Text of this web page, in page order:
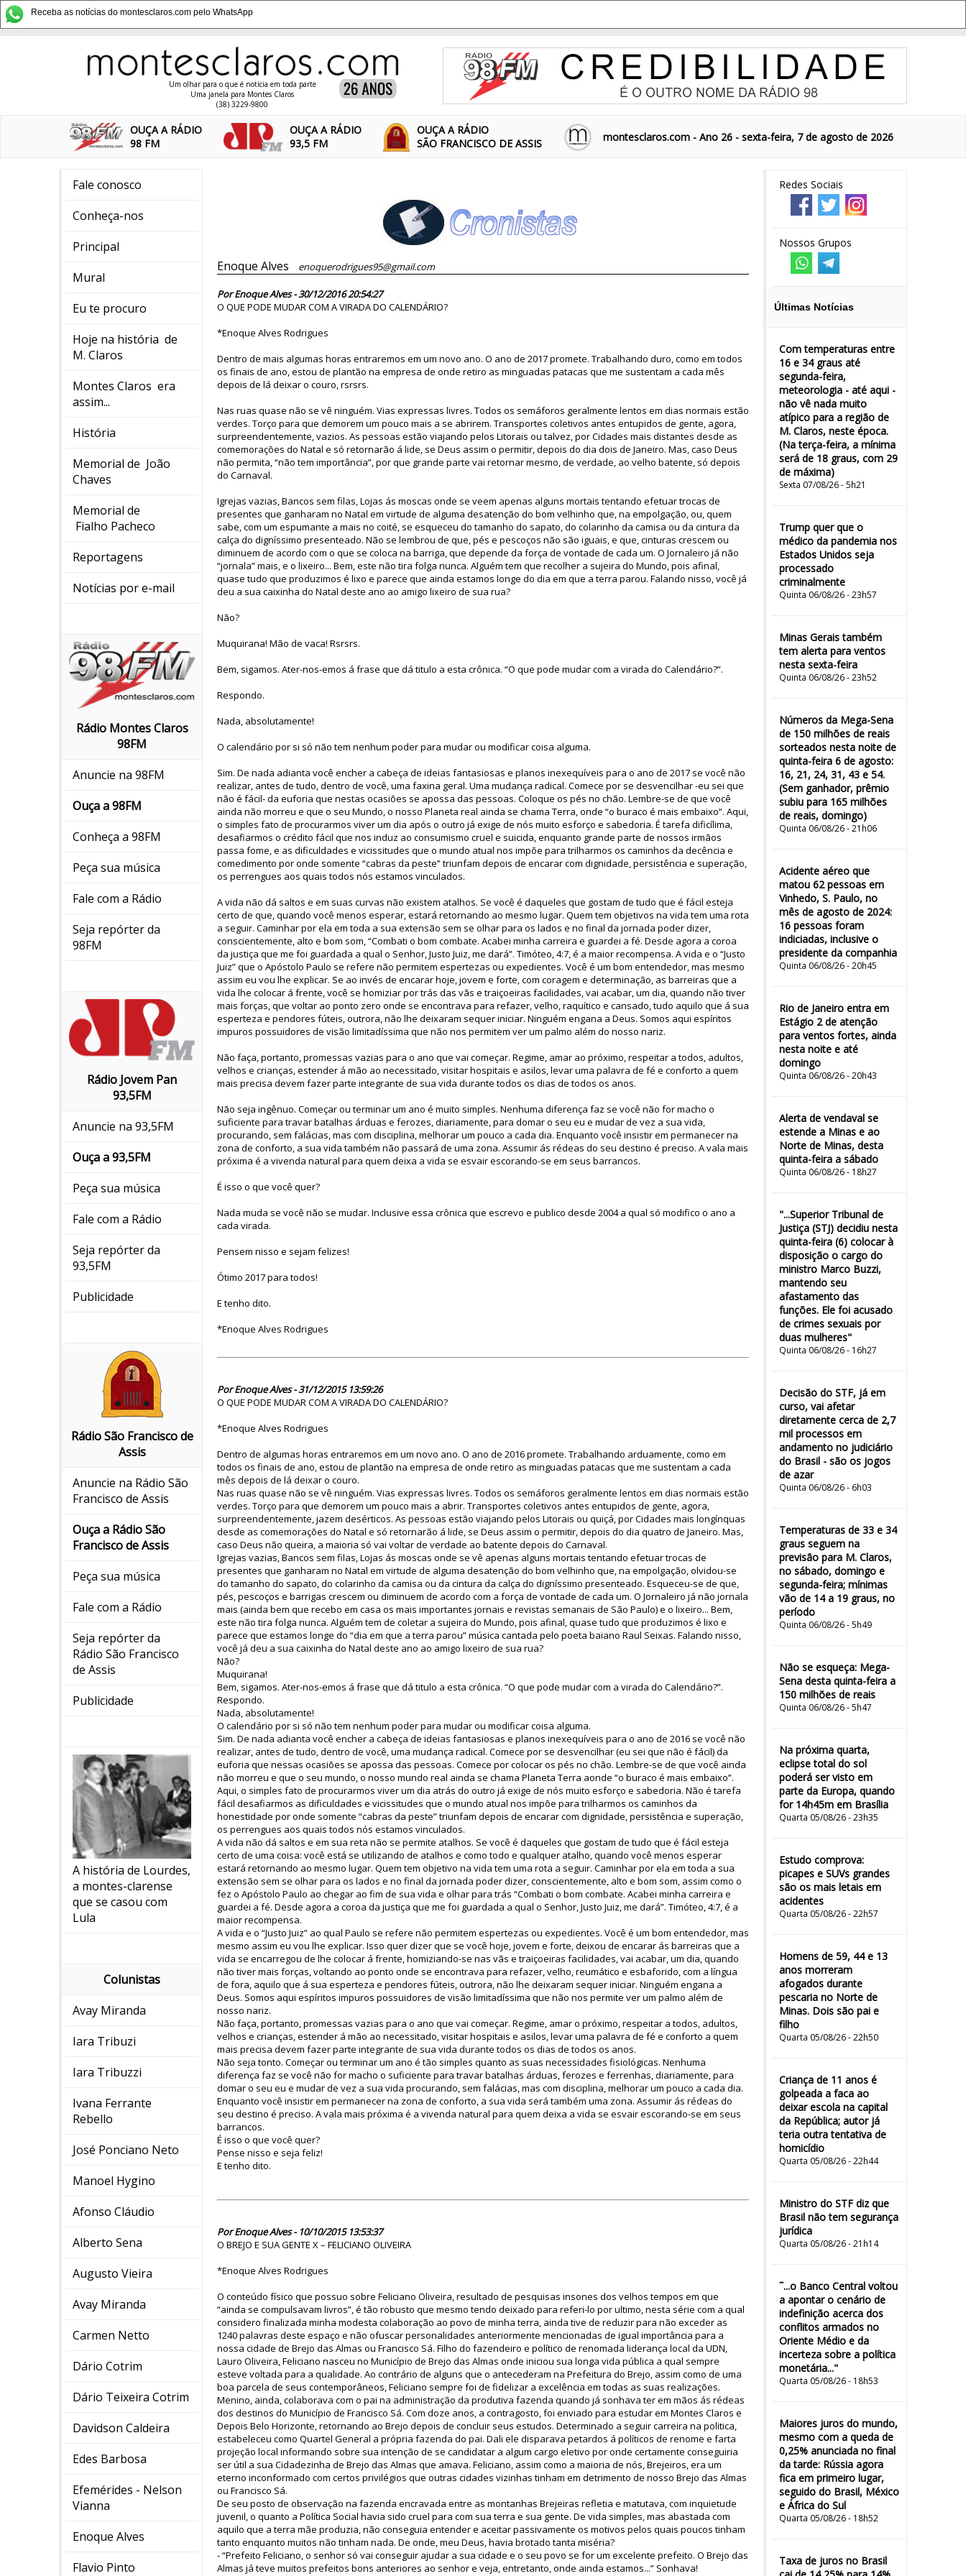
Receba as notícias do montesclaros.com pelo WhatsApp
Um olhar para o que é notícia em toda parte
Uma janela para Montes Claros
(38) 3229-9800
OUÇA A RÁDIO
98 FM
OUÇA A RÁDIO
93,5 FM
OUÇA A RÁDIO
SÃO FRANCISCO DE ASSIS
montesclaros.com - Ano 26 - sexta-feira, 7 de agosto de 2026
Fale conosco
Conheça-nos
Principal
Mural
Eu te procuro
Hoje na história de
M. Claros
Montes Claros era
assim...
História
Memorial de João
Chaves
Memorial de
Fialho Pacheco
Reportagens
Notícias por e-mail
Rádio Montes Claros
98FM
Anuncie na 98FM
Ouça a 98FM
Conheça a 98FM
Peça sua música
Fale com a Rádio
Seja repórter da
98FM
Rádio Jovem Pan
93,5FM
Anuncie na 93,5FM
Ouça a 93,5FM
Peça sua música
Fale com a Rádio
Seja repórter da
93,5FM
Publicidade
Rádio São Francisco de
Assis
Anuncie na Rádio São
Francisco de Assis
Ouça a Rádio São
Francisco de Assis
Peça sua música
Fale com a Rádio
Seja repórter da
Rádio São Francisco
de Assis
Publicidade
A história de Lourdes,
a montes-clarense
que se casou com
Lula
Colunistas
Avay Miranda
Iara Tribuzi
Iara Tribuzzi
Ivana Ferrante
Rebello
José Ponciano Neto
Manoel Hygino
Afonso Cláudio
Alberto Sena
Augusto Vieira
Avay Miranda
Carmen Netto
Dário Cotrim
Dário Teixeira Cotrim
Davidson Caldeira
Edes Barbosa
Efemérides - Nelson
Vianna
Enoque Alves
Flavio Pinto
Redes Sociais
Nossos Grupos
Últimas Notícias
Com temperaturas entre
16 e 34 graus até
segunda-feira,
meteorologia - até aqui -
não vê nada muito
atípico para a região de
M. Claros, neste época.
(Na terça-feira, a mínima
será de 18 graus, com 29
de máxima)
Sexta 07/08/26 - 5h21
Trump quer que o
médico da pandemia nos
Estados Unidos seja
processado
criminalmente
Quinta 06/08/26 - 23h57
Minas Gerais também
tem alerta para ventos
nesta sexta-feira
Quinta 06/08/26 - 23h52
Números da Mega-Sena
de 150 milhões de reais
sorteados nesta noite de
quinta-feira 6 de agosto:
16, 21, 24, 31, 43 e 54.
(Sem ganhador, prêmio
subiu para 165 milhões
de reais, domingo)
Quinta 06/08/26 - 21h06
Acidente aéreo que
matou 62 pessoas em
Vinhedo, S. Paulo, no
mês de agosto de 2024:
16 pessoas foram
indiciadas, inclusive o
presidente da companhia
Quinta 06/08/26 - 20h45
Rio de Janeiro entra em
Estágio 2 de atenção
para ventos fortes, ainda
nesta noite e até
domingo
Quinta 06/08/26 - 20h43
Alerta de vendaval se
estende a Minas e ao
Norte de Minas, desta
quinta-feira a sábado
Quinta 06/08/26 - 18h27
"...Superior Tribunal de
Justiça (STJ) decidiu nesta
quinta-feira (6) colocar à
disposição o cargo do
ministro Marco Buzzi,
mantendo seu
afastamento das
funções. Ele foi acusado
de crimes sexuais por
duas mulheres"
Quinta 06/08/26 - 16h27
Decisão do STF, já em
curso, vai afetar
diretamente cerca de 2,7
mil processos em
andamento no judiciário
do Brasil - são os jogos
de azar
Quinta 06/08/26 - 6h03
Temperaturas de 33 e 34
graus seguem na
previsão para M. Claros,
no sábado, domingo e
segunda-feira; mínimas
vão de 14 a 19 graus, no
período
Quinta 06/08/26 - 5h49
Não se esqueça: Mega-
Sena desta quinta-feira a
150 milhões de reais
Quinta 06/08/26 - 5h47
Na próxima quarta,
eclipse total do sol
poderá ser visto em
parte da Europa, quando
for 14h45m em Brasília
Quarta 05/08/26 - 23h35
Estudo comprova:
picapes e SUVs grandes
são os mais letais em
acidentes
Quarta 05/08/26 - 22h57
Homens de 59, 44 e 13
anos morreram
afogados durante
pescaria no Norte de
Minas. Dois são pai e
filho
Quarta 05/08/26 - 22h50
Criança de 11 anos é
golpeada a faca ao
deixar escola na capital
da República; autor já
teria outra tentativa de
homicídio
Quarta 05/08/26 - 22h44
Ministro do STF diz que
Brasil não tem segurança
jurídica
Quarta 05/08/26 - 21h14
˜...o Banco Central voltou
a apontar o cenário de
indefinição acerca dos
conflitos armados no
Oriente Médio e da
incerteza sobre a política
monetária..."
Quarta 05/08/26 - 18h53
Maiores juros do mundo,
mesmo com a queda de
0,25% anunciada no final
da tarde: Rússia agora
fica em primeiro lugar,
seguido do Brasil, México
e África do Sul
Quarta 05/08/26 - 18h52
Taxa de juros no Brasil
Enoque Alves
enoquerodrigues95@gmail.com
Por Enoque Alves - 30/12/2016 20:54:27
O QUE PODE MUDAR COM A VIRADA DO CALENDÁRIO?
*Enoque Alves Rodrigues
Dentro de mais algumas horas entraremos em um novo ano. O ano de 2017 promete. Trabalhando duro, como em todos
os finais de ano, estou de plantão na empresa de onde retiro as minguadas patacas que me sustentam a cada mês
depois de lá deixar o couro, rsrsrs.
Nas ruas quase não se vê ninguém. Vias expressas livres. Todos os semáforos geralmente lentos em dias normais estão
verdes. Torço para que demorem um pouco mais a se abrirem. Transportes coletivos antes entupidos de gente, agora,
surpreendentemente, vazios. As pessoas estão viajando pelos Litorais ou talvez, por Cidades mais distantes desde as
comemorações do Natal e só retornarão á lide, se Deus assim o permitir, depois do dia dois de Janeiro. Mas, caso Deus
não permita, “não tem importância”, por que grande parte vai retornar mesmo, de verdade, ao velho batente, só depois
do Carnaval.
Igrejas vazias, Bancos sem filas, Lojas ás moscas onde se veem apenas alguns mortais tentando efetuar trocas de
presentes que ganharam no Natal em virtude de alguma desatenção do bom velhinho que, na empolgação, ou, quem
sabe, com um espumante a mais no coité, se esqueceu do tamanho do sapato, do colarinho da camisa ou da cintura da
calça do digníssimo presenteado. Não se lembrou de que, pés e pescoços não são iguais, e que, cinturas crescem ou
diminuem de acordo com o que se coloca na barriga, que depende da força de vontade de cada um. O Jornaleiro já não
“jornala” mais, e o lixeiro... Bem, este não tira folga nunca. Alguém tem que recolher a sujeira do Mundo, pois afinal,
quase tudo que produzimos é lixo e parece que ainda estamos longe do dia em que a terra parou. Falando nisso, você já
deu a sua caixinha do Natal deste ano ao amigo lixeiro de sua rua?
Não?
Muquirana! Mão de vaca! Rsrsrs.
Bem, sigamos. Ater-nos-emos á frase que dá titulo a esta crônica. “O que pode mudar com a virada do Calendário?”.
Respondo.
Nada, absolutamente!
O calendário por si só não tem nenhum poder para mudar ou modificar coisa alguma.
Sim. De nada adianta você encher a cabeça de ideias fantasiosas e planos inexequíveis para o ano de 2017 se você não
realizar, antes de tudo, dentro de você, uma faxina geral. Uma mudança radical. Comece por se desvencilhar -eu sei que
não é fácil- da euforia que nestas ocasiões se apossa das pessoas. Coloque os pés no chão. Lembre-se de que você
ainda não morreu e que o seu Mundo, o nosso Planeta real ainda se chama Terra, onde “o buraco é mais embaixo”. Aqui,
o simples fato de procurarmos viver um dia após o outro já exige de nós muito esforço e sabedoria. É tarefa dificílima,
desafiarmos o crédito fácil que nos induz ao consumismo cruel e suicida, enquanto grande parte de nossos irmãos
passa fome, e as dificuldades e vicissitudes que o mundo atual nos impõe para trilharmos os caminhos da decência e
comedimento por onde somente “cabras da peste” triunfam depois de encarar com dignidade, persistência e superação,
os perrengues aos quais todos nós estamos vinculados.
A vida não dá saltos e em suas curvas não existem atalhos. Se você é daqueles que gostam de tudo que é fácil esteja
certo de que, quando você menos esperar, estará retornando ao mesmo lugar. Quem tem objetivos na vida tem uma rota
a seguir. Caminhar por ela em toda a sua extensão sem se olhar para os lados e no final da jornada poder dizer,
conscientemente, alto e bom som, “Combati o bom combate. Acabei minha carreira e guardei a fé. Desde agora a coroa
da justiça que me foi guardada a qual o Senhor, Justo Juiz, me dará”. Timóteo, 4:7, é a maior recompensa. A vida e o “Justo
Juiz” que o Apóstolo Paulo se refere não permitem espertezas ou expedientes. Você é um bom entendedor, mas mesmo
assim eu vou lhe explicar. Se ao invés de encarar hoje, jovem e forte, com coragem e determinação, as barreiras que a
vida lhe colocar á frente, você se homiziar por trás das vãs e traiçoeiras facilidades, vai acabar, um dia, quando não tiver
mais forças, que voltar ao ponto zero onde se encontrava para refazer, velho, raquítico e cansado, tudo aquilo que á sua
esperteza e pendores fúteis, outrora, não lhe deixaram sequer iniciar. Ninguém engana a Deus. Somos aqui espíritos
impuros possuidores de visão limitadíssima que não nos permitem ver um palmo além do nosso nariz.
Não faça, portanto, promessas vazias para o ano que vai começar. Regime, amar ao próximo, respeitar a todos, adultos,
velhos e crianças, estender á mão ao necessitado, visitar hospitais e asilos, levar uma palavra de fé e conforto a quem
mais precisa devem fazer parte integrante de sua vida durante todos os dias de todos os anos.
Não seja ingênuo. Começar ou terminar um ano é muito simples. Nenhuma diferença faz se você não for macho o
suficiente para travar batalhas árduas e ferozes, diariamente, para domar o seu eu e mudar de vez a sua vida,
procurando, sem falácias, mas com disciplina, melhorar um pouco a cada dia. Enquanto você insistir em permanecer na
zona de conforto, a sua vida também não passará de uma zona. Assumir ás rédeas do seu destino é preciso. A vala mais
próxima é a vivenda natural para quem deixa a vida se esvair escorando-se em seus barrancos.
É isso o que você quer?
Nada muda se você não se mudar. Inclusive essa crônica que escrevo e publico desde 2004 a qual só modifico o ano a
cada virada.
Pensem nisso e sejam felizes!
Ótimo 2017 para todos!
E tenho dito.
*Enoque Alves Rodrigues
Por Enoque Alves - 31/12/2015 13:59:26
O QUE PODE MUDAR COM A VIRADA DO CALENDÁRIO?
*Enoque Alves Rodrigues
Dentro de algumas horas entraremos em um novo ano. O ano de 2016 promete. Trabalhando arduamente, como em
todos os finais de ano, estou de plantão na empresa de onde retiro as minguadas patacas que me sustentam a cada
mês depois de lá deixar o couro.
Nas ruas quase não se vê ninguém. Vias expressas livres. Todos os semáforos geralmente lentos em dias normais estão
verdes. Torço para que demorem um pouco mais a abrir. Transportes coletivos antes entupidos de gente, agora,
surpreendentemente, jazem desérticos. As pessoas estão viajando pelos Litorais ou quiçá, por Cidades mais longínquas
desde as comemorações do Natal e só retornarão á lide, se Deus assim o permitir, depois do dia quatro de Janeiro. Mas,
caso Deus não queira, a maioria só vai voltar de verdade ao batente depois do Carnaval.
Igrejas vazias, Bancos sem filas, Lojas ás moscas onde se vê apenas alguns mortais tentando efetuar trocas de
presentes que ganharam no Natal em virtude de alguma desatenção do bom velhinho que, na empolgação, olvidou-se
do tamanho do sapato, do colarinho da camisa ou da cintura da calça do digníssimo presenteado. Esqueceu-se de que,
pés, pescoços e barrigas crescem ou diminuem de acordo com a força de vontade de cada um. O Jornaleiro já não jornala
mais (ainda bem que recebo em casa os mais importantes jornais e revistas semanais de São Paulo) e o lixeiro... Bem,
este não tira folga nunca. Alguém tem de coletar a sujeira do Mundo, pois afinal, quase tudo que produzimos é lixo e
parece que estamos longe do “dia em que a terra parou” música cantada pelo poeta baiano Raul Seixas. Falando nisso,
você já deu a sua caixinha do Natal deste ano ao amigo lixeiro de sua rua?
Não?
Muquirana!
Bem, sigamos. Ater-nos-emos á frase que dá titulo a esta crônica. “O que pode mudar com a virada do Calendário?”.
Respondo.
Nada, absolutamente!
O calendário por si só não tem nenhum poder para mudar ou modificar coisa alguma.
Sim. De nada adianta você encher a cabeça de ideias fantasiosas e planos inexequíveis para o ano de 2016 se você não
realizar, antes de tudo, dentro de você, uma mudança radical. Comece por se desvencilhar (eu sei que não é fácil) da
euforia que nessas ocasiões se apossa das pessoas. Comece por colocar os pés no chão. Lembre-se de que você ainda
não morreu e que o seu mundo, o nosso mundo real ainda se chama Planeta Terra aonde “o buraco é mais embaixo”.
Aqui, o simples fato de procurarmos viver um dia atrás do outro já exige de nós muito esforço e sabedoria. Não é tarefa
fácil desafiarmos as dificuldades e vicissitudes que o mundo atual nos impõe para trilharmos os caminhos da
honestidade por onde somente “cabras da peste” triunfam depois de encarar com dignidade, persistência e superação,
os perrengues aos quais todos nós estamos vinculados.
A vida não dá saltos e em sua reta não se permite atalhos. Se você é daqueles que gostam de tudo que é fácil esteja
certo de uma coisa: você está se utilizando de atalhos e como todo e qualquer atalho, quando você menos esperar
estará retornando ao mesmo lugar. Quem tem objetivo na vida tem uma rota a seguir. Caminhar por ela em toda a sua
extensão sem se olhar para os lados e no final da jornada poder dizer, conscientemente, alto e bom som, assim como o
fez o Apóstolo Paulo ao chegar ao fim de sua vida e olhar para trás “Combati o bom combate. Acabei minha carreira e
guardei a fé. Desde agora a coroa da justiça que me foi guardada a qual o Senhor, Justo Juiz, me dará”. Timóteo, 4:7, é a
maior recompensa.
A vida e o “Justo Juiz” ao qual Paulo se refere não permitem espertezas ou expedientes. Você é um bom entendedor, mas
mesmo assim eu vou lhe explicar. Isso quer dizer que se você hoje, jovem e forte, deixou de encarar ás barreiras que a
vida se encarregou de lhe colocar á frente, homiziando-se nas vãs e traiçoeiras facilidades, vai acabar, um dia, quando
não tiver mais forças, voltando ao ponto onde se encontrava para refazer, velho, reumático e esbaforido, com a língua
de fora, aquilo que á sua esperteza e pendores fúteis, outrora, não lhe deixaram sequer iniciar. Ninguém engana a
Deus. Somos aqui espíritos impuros possuidores de visão limitadíssima que não nos permite ver um palmo além de
nosso nariz.
Não faça, portanto, promessas vazias para o ano que vai começar. Regime, amar o próximo, respeitar a todos, adultos,
velhos e crianças, estender á mão ao necessitado, visitar hospitais e asilos, levar uma palavra de fé e conforto a quem
mais precisa devem fazer parte integrante de sua vida durante todos os dias de todos os anos.
Não seja tonto. Começar ou terminar um ano é tão simples quanto as suas necessidades fisiológicas. Nenhuma
diferença faz se você não for macho o suficiente para travar batalhas árduas, ferozes e ferrenhas, diariamente, para
domar o seu eu e mudar de vez a sua vida procurando, sem falácias, mas com disciplina, melhorar um pouco a cada dia.
Enquanto você insistir em permanecer na zona de conforto, a sua vida será também uma zona. Assumir ás rédeas do
seu destino é preciso. A vala mais próxima é a vivenda natural para quem deixa a vida se esvair escorando-se em seus
barrancos.
É isso o que você quer?
Pense nisso e seja feliz!
E tenho dito.
Por Enoque Alves - 10/10/2015 13:53:37
O BREJO E SUA GENTE X – FELICIANO OLIVEIRA
*Enoque Alves Rodrigues
O conteúdo físico que possuo sobre Feliciano Oliveira, resultado de pesquisas insones dos velhos tempos em que
“ainda se compulsavam livros”, é tão robusto que mesmo tendo deixado para referi-lo por ultimo, nesta série com a qual
considero finalizada minha modesta colaboração ao povo de minha terra, ainda tive de reduzir para não exceder as
1240 palavras deste espaço e não ofuscar personalidades anteriormente mencionadas de igual importância para a
nossa cidade de Brejo das Almas ou Francisco Sá. Filho do fazendeiro e político de renomada liderança local da UDN,
Lauro Oliveira, Feliciano nasceu no Município de Brejo das Almas onde iniciou sua longa vida pública a qual sempre
esteve voltada para a qualidade. Ao contrário de alguns que o antecederam na Prefeitura do Brejo, assim como de uma
boa parcela de seus contemporâneos, Feliciano sempre foi de fidelizar a excelência em todas as suas realizações.
Menino, ainda, colaborava com o pai na administração da produtiva fazenda quando já sonhava ter em mãos ás rédeas
dos destinos do Município de Francisco Sá. Com doze anos, a contragosto, foi enviado para estudar em Montes Claros e
Depois Belo Horizonte, retornando ao Brejo depois de concluir seus estudos. Determinado a seguir carreira na politica,
estabeleceu como Quartel General a própria fazenda do pai. Dali ele disparava petardos á políticos de renome e farta
projeção local informando sobre sua intenção de se candidatar a algum cargo eletivo por onde certamente conseguiria
ser útil a sua Cidadezinha de Brejo das Almas que amava. Feliciano, assim como a maioria de nós, Brejeiros, era um
eterno inconformado com certos privilégios que outras cidades vizinhas tinham em detrimento de nosso Brejo das Almas
ou Francisco Sá.
De seu posto de observação na fazenda encravada entre as montanhas Brejeiras refletia e matutava, com inquietude
juvenil, o quanto a Política Social havia sido cruel para com sua terra e sua gente. De vida simples, mas abastada com
aquilo que a terra mãe produzia, não conseguia entender e aceitar passivamente os motivos pelos quais poucos tinham
tanto enquanto muitos não tinham nada. De onde, meu Deus, havia brotado tanta miséria?
- “Prefeito Feliciano, o senhor só vai conseguir ajudar a sua cidade e o seu povo se for um excelente prefeito. O Brejo das
Almas já teve muitos prefeitos bons anteriores ao senhor e veja, entretanto, onde ainda estamos...” Sonhava!